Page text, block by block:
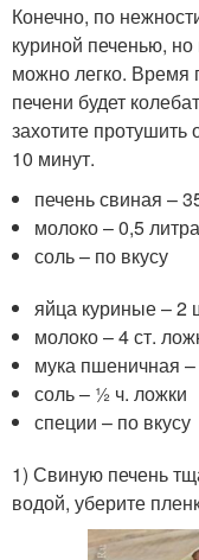
Конечно, по
куриной печенью,
можно легко. Время
печени будет
захотите протушить
10 минут.
печень свиная –
молоко – 0,5 литра
соль – по вкусу
яйца куриные – 2
молоко – 4 ст.
мука пшеничная –
соль – ½ ч. ложки
специи – по вкусу
1) Свиную печень
водой, уберите